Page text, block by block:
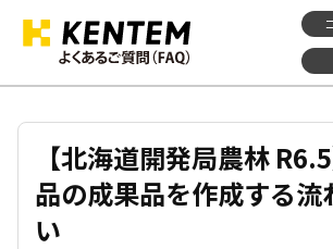
【北海道開発局農林
品の成果品を作成する流
い